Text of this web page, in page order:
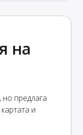
на
предлага
и